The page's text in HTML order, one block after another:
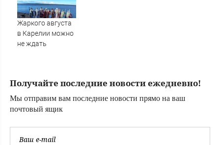
Жаркого августа
в Карелии можно
не ждать
Получайте последние новости ежедневно!
Мы отправим вам последние новости прямо на ваш
почтовый ящик